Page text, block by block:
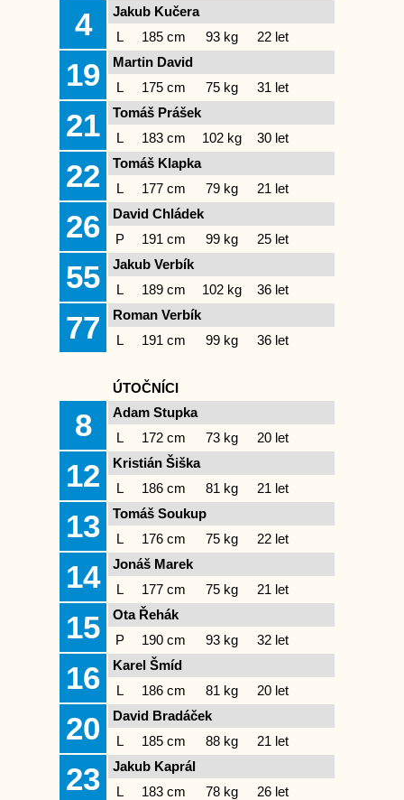
4
Jakub Kučera
L
185 cm 93 kg 22 let
19
Martin David
L
175 cm 75 kg 31 let
21
Tomáš Prášek
L
183 cm 102 kg 30 let
22
Tomáš Klapka
L
177 cm 79 kg 21 let
26
David Chládek
P
191 cm 99 kg 25 let
55
Jakub Verbík
L
189 cm 102 kg 36 let
77
Roman Verbík
L
191 cm 99 kg 36 let
ÚTOČNÍCI
8
Adam Stupka
L
172 cm 73 kg 20 let
12
Kristián Šiška
L
186 cm 81 kg 21 let
13
Tomáš Soukup
L
176 cm 75 kg 22 let
14
Jonáš Marek
L
177 cm 75 kg 21 let
15
Ota Řehák
P
190 cm 93 kg 32 let
16
Karel Šmíd
L
186 cm 81 kg 20 let
20
David Bradáček
L
185 cm 88 kg 21 let
23
Jakub Kaprál
L
183 cm 78 kg 26 let